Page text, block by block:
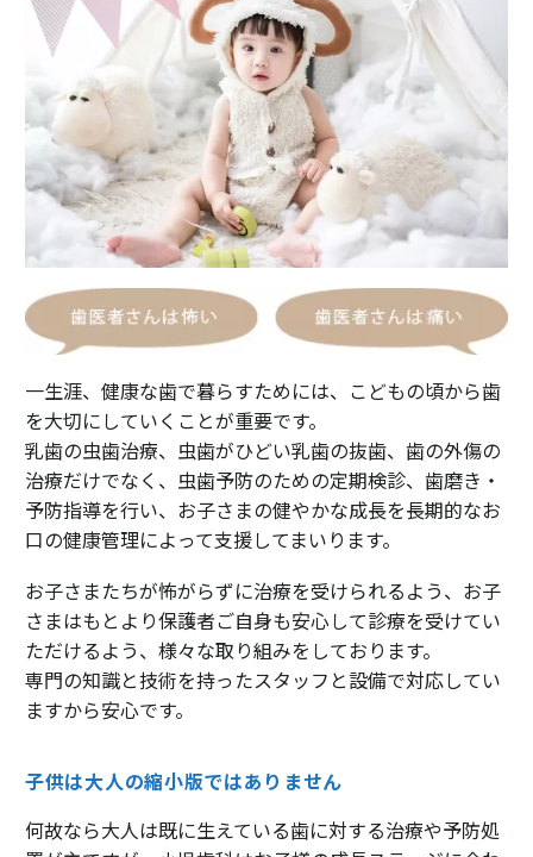
一生涯、健康な歯で暮らすためには、こどもの頃から歯
を大切にしていくことが重要です。
乳歯の虫歯治療、虫歯がひどい乳歯の抜歯、歯の外傷の
治療だけでなく、虫歯予防のための定期検診、歯磨き・
予防指導を行い、お子さまの健やかな成長を長期的なお
口の健康管理によって支援してまいります。
お子さまたちが怖がらずに治療を受けられるよう、お子
さまはもとより保護者ご自身も安心して診療を受けてい
ただけるよう、様々な取り組みをしております。
専門の知識と技術を持ったスタッフと設備で対応してい
ますから安心です。
子供は大人の縮小版ではありません
何故なら大人は既に生えている歯に対する治療や予防処